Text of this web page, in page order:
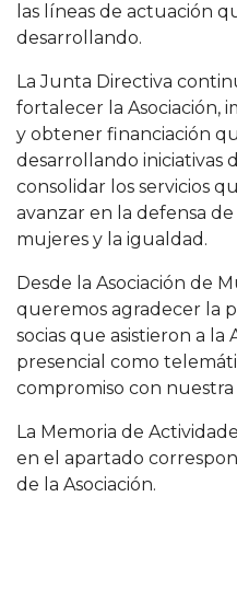
las líneas de actuación
desarrollando.
La Junta Directiva
fortalecer la Asociación,
y obtener financiación
desarrollando iniciativas
consolidar los servicios
avanzar en la defensa
mujeres y la igualdad.
Desde la Asociación de
queremos agradecer la
socias que asistieron a
presencial como
compromiso con
La Memoria de
en el apartado
de la Asociación.